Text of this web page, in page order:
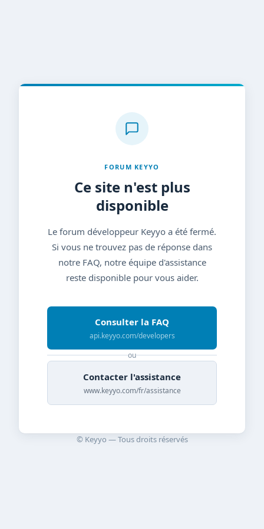
FORUM KEYYO
Ce site n'est plus
disponible
Le forum développeur Keyyo a été fermé.
Si vous ne trouvez pas de réponse dans
notre FAQ, notre équipe d'assistance
reste disponible pour vous aider.
Consulter la FAQ
api.keyyo.com/developers
ou
Contacter l'assistance
www.keyyo.com/fr/assistance
© Keyyo — Tous droits réservés